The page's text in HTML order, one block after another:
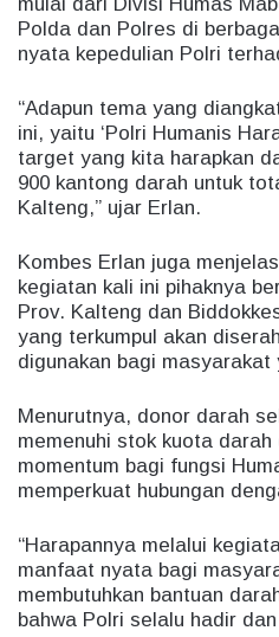
Polda dan Polres di
nyata kepedulian Polri
“Adapun tema yang
ini, yaitu ‘Polri Humanis
target yang kita harapkan
900 kantong darah untuk
Kalteng,” ujar Erlan.
Kombes Erlan juga
kegiatan kali ini pihaknya
Prov. Kalteng dan
yang terkumpul akan
digunakan bagi masyarakat
Menurutnya, donor darah
memenuhi stok kuota
momentum bagi fungsi
memperkuat hubungan
“Harapannya melalui
manfaat nyata bagi
membutuhkan bantuan
bahwa Polri selalu hadir